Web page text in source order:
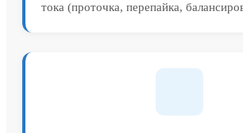
тока (проточка, перепайка,